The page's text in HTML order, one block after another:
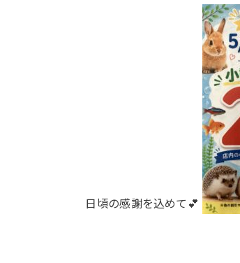
日頃の感謝を込めて💕